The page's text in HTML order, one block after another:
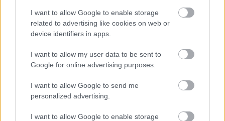
I want to allow Google to enable storage
related to advertising like cookies on web or
device identifiers in apps.
I want to allow my user data to be sent to
Google for online advertising purposes.
I want to allow Google to send me
personalized advertising.
I want to allow Google to enable storage